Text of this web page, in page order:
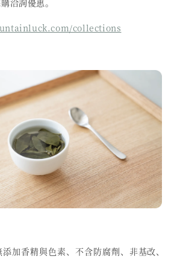
collections
加香精與色素、不含防腐劑、非基改、